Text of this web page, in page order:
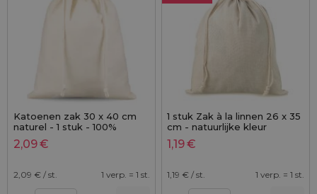
Katoenen zak 30 x 40 cm
naturel - 1 stuk - 100%
katoen
2,09€
2,09 € / st. 1 verp. = 1 st.
1 stuk Zak à la linnen 26 x 35
cm - natuurlijke kleur
1,19€
1,19 € / st. 1 verp. = 1 st.